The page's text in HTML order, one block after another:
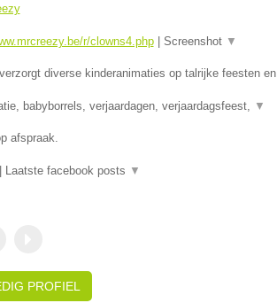
r/clowns4.php| Screenshot ▼
diverse kinderanimaties op talrijke feesten en
babyborrels, verjaardagen, verjaardagsfeest, ▼
afspraak.
Laatste facebook posts ▼
PROFIEL